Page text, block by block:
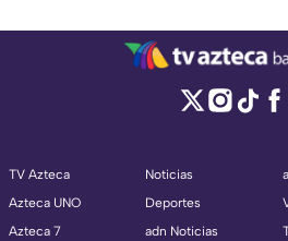
TV Azteca
Azteca UNO
Azteca 7
Noticias
Deportes
adn Noticias